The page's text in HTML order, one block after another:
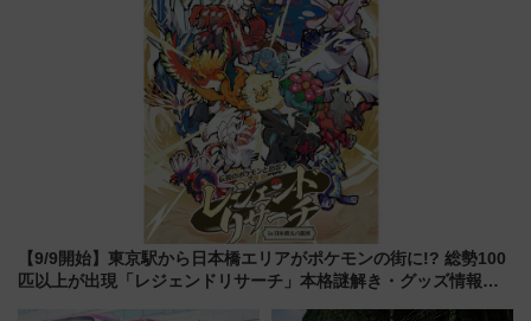
【9/9開始】東京駅から日本橋エリアがポケモンの街に!? 総勢100
匹以上が出現「レジェンドリサーチ」本格謎解き・グッズ情報ま